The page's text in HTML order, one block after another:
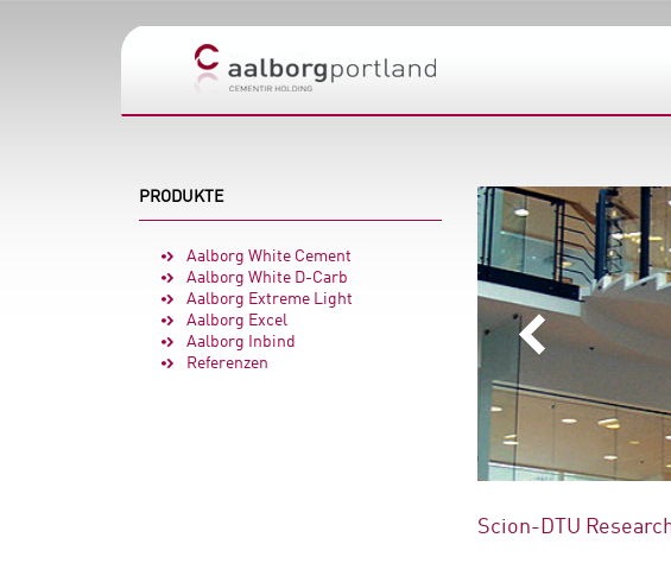
PRODUKTE
Aalborg White Cement
Aalborg White D-Carb
Aalborg Extreme Light
Aalborg Excel
Aalborg Inbind
Referenzen
Scion-DTU